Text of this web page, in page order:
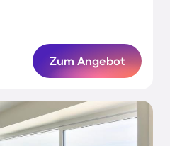
Zum Angebot